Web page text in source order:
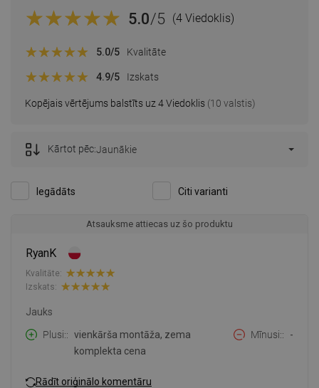
5.0/5 (4 Viedoklis)
Kopējais vērtējums balstīts uz 4 Viedoklis (10 valstis)
5.0/5 Kvalitāte
4.9/5 Izskats
Iegādāts Citi varianti
Kārtot pēc:Jaunākie
Atsauksme attiecas uz šo produktu
RyanK
Kvalitāte:
Izskats:
Jauks
Plusi:
vienkārša montāža, zema
komplekta cena
Mīnusi: -
Rādīt oriģinālo komentāru